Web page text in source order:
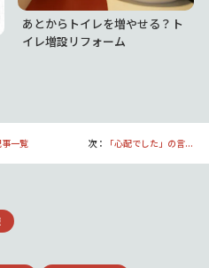
あとからトイレを増やせる？ト
イレ増設リフォーム
一覧 次： 「心配でした」の言...